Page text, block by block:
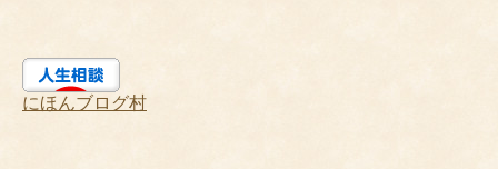
にほんブログ村